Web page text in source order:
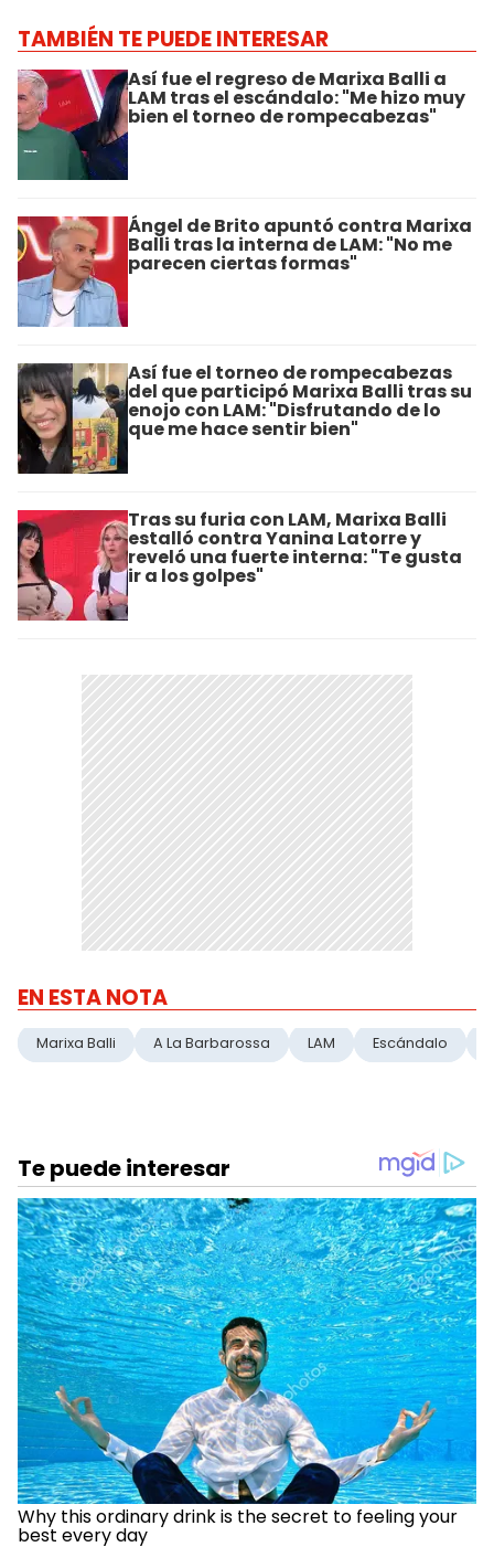
TAMBIÉN TE PUEDE INTERESAR
Así fue el regreso de Marixa Balli a
LAM tras el escándalo: "Me hizo muy
bien el torneo de rompecabezas"
Ángel de Brito apuntó contra Marixa
Balli tras la interna de LAM: "No me
parecen ciertas formas"
Así fue el torneo de rompecabezas
del que participó Marixa Balli tras su
enojo con LAM: "Disfrutando de lo
que me hace sentir bien"
Tras su furia con LAM, Marixa Balli
estalló contra Yanina Latorre y
reveló una fuerte interna: "Te gusta
ir a los golpes"
EN ESTA NOTA
Marixa Balli A La Barbarossa LAM Escándalo